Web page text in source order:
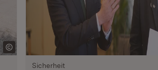
Sicherheit